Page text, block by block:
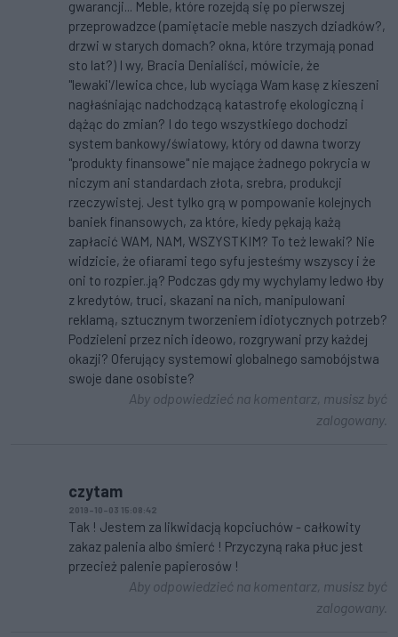
gwarancji... Meble, które rozejdą się po pierwszej
przeprowadzce (pamiętacie meble naszych dziadków?,
drzwi w starych domach? okna, które trzymają ponad
sto lat?) I wy, Bracia Denialiści, mówicie, że
"lewaki'/lewica chce, lub wyciąga Wam kasę z kieszeni
nagłaśniając nadchodzącą katastrofę ekologiczną i
dążąc do zmian? I do tego wszystkiego dochodzi
system bankowy/światowy, który od dawna tworzy
"produkty finansowe" nie mające żadnego pokrycia w
niczym ani standardach złota, srebra, produkcji
rzeczywistej. Jest tylko grą w pompowanie kolejnych
baniek finansowych, za które, kiedy pękają każą
zapłacić WAM, NAM, WSZYSTKIM? To też lewaki? Nie
widzicie, że ofiarami tego syfu jesteśmy wszyscy i że
oni to rozpier..ją? Podczas gdy my wychylamy ledwo łby
z kredytów, truci, skazani na nich, manipulowani
reklamą, sztucznym tworzeniem idiotycznych potrzeb?
Podzieleni przez nich ideowo, rozgrywani przy każdej
okazji? Oferujący systemowi globalnego samobójstwa
swoje dane osobiste?
Aby odpowiedzieć na komentarz, musisz być
zalogowany.
czytam
2019-10-03 15:08:42
Tak ! Jestem za likwidacją kopciuchów - całkowity
zakaz palenia albo śmierć ! Przyczyną raka płuc jest
przecież palenie papierosów !
Aby odpowiedzieć na komentarz, musisz być
zalogowany.